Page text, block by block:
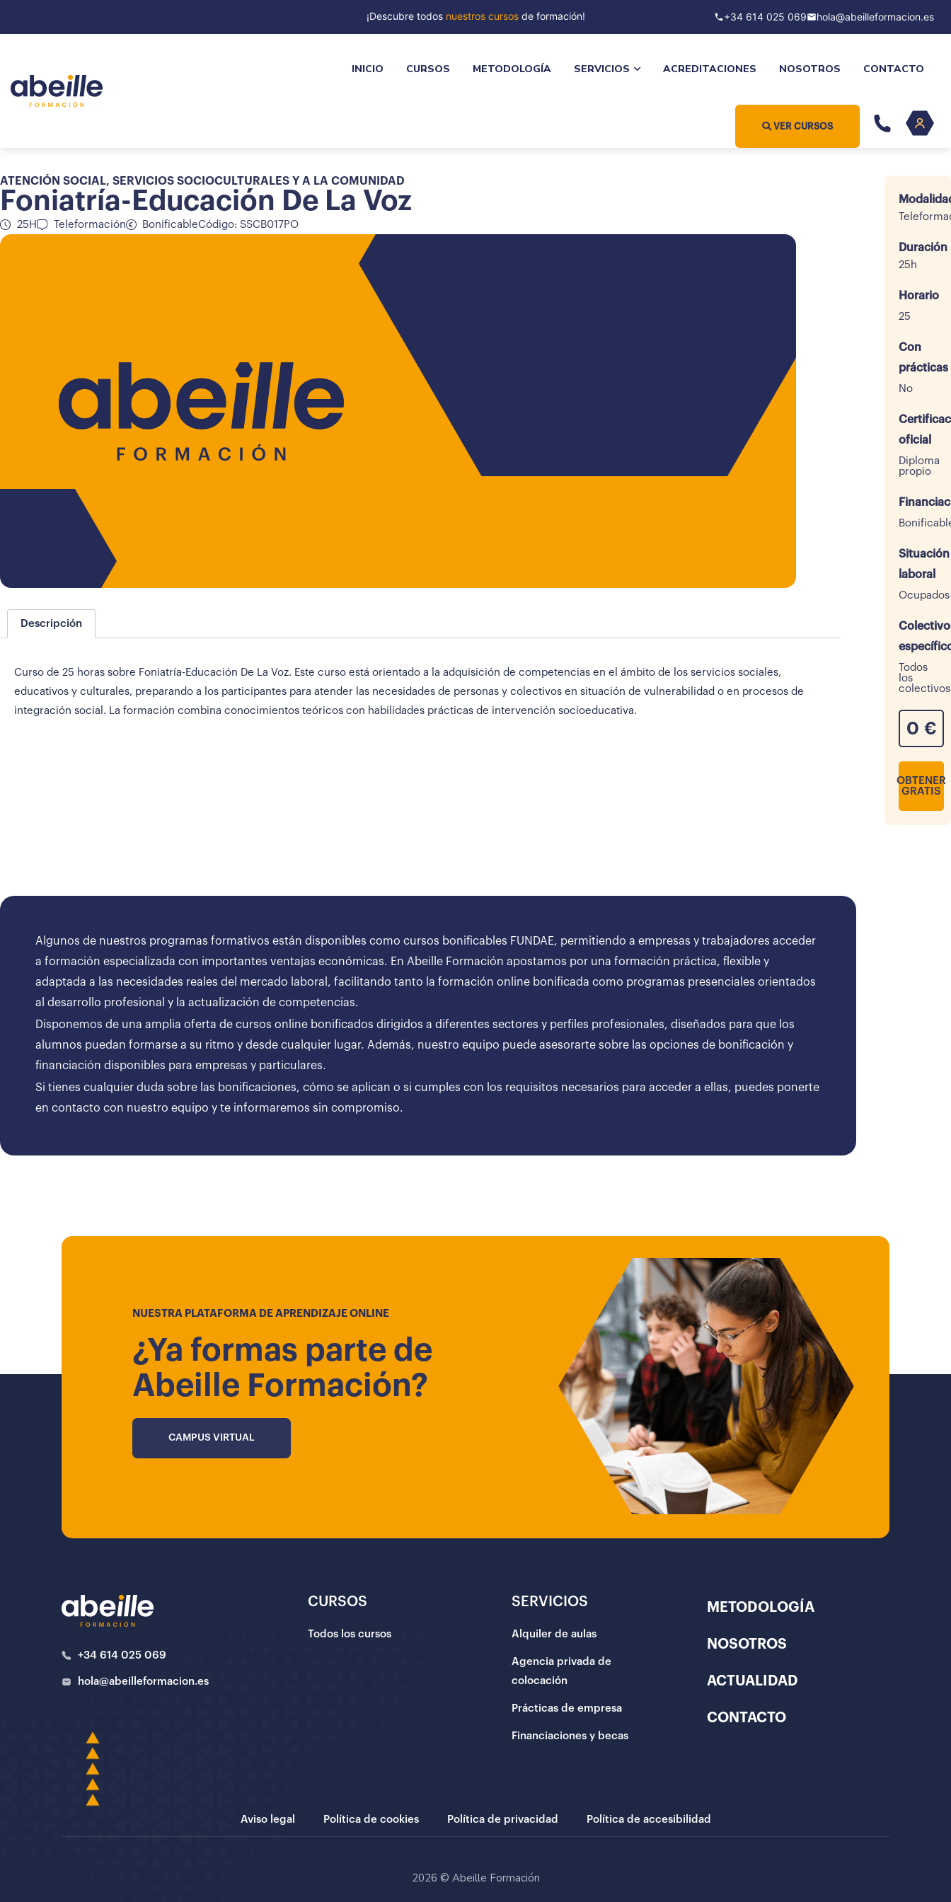
¡Descubre todos nuestros cursosde formación! +34 614 025 069 hola@abeilleformacion.es
INICIO CURSOS METODOLOGÍA SERVICIOS ACREDITACIONES NOSOTROS CONTACTO
VER CURSOS
ATENCIÓN SOCIAL, SERVICIOS SOCIOCULTURALES Y A LA COMUNIDAD
Foniatría-Educación De La Voz
25H Teleformación BonificableCódigo: SSCB017PO
Descripción
Curso de 25 horas sobre Foniatría-Educación De La Voz. Este curso está orientado a la adquisición de competencias en el ámbito de los servicios sociales,
educativos y culturales, preparando a los participantes para atender las necesidades de personas y colectivos en situación de vulnerabilidad o en procesos de
integración social. La formación combina conocimientos teóricos con habilidades prácticas de intervención socioeducativa.
Duración
25h
Horario
25
Con
prácticas
No
oficial
Diploma
propio
Situación
laboral
Ocupados
Todos
los
colectivos
0 €
OBTENER
GRATIS
Algunos de nuestros programas formativos están disponibles como cursos bonificables FUNDAE, permitiendo a empresas y trabajadores acceder
a formación especializada con importantes ventajas económicas. En Abeille Formación apostamos por una formación práctica, flexible y
adaptada a las necesidades reales del mercado laboral, facilitando tanto la formación online bonificada como programas presenciales orientados
al desarrollo profesional y la actualización de competencias.
Disponemos de una amplia oferta de cursos online bonificados dirigidos a diferentes sectores y perfiles profesionales, diseñados para que los
alumnos puedan formarse a su ritmo y desde cualquier lugar. Además, nuestro equipo puede asesorarte sobre las opciones de bonificación y
financiación disponibles para empresas y particulares.
Si tienes cualquier duda sobre las bonificaciones, cómo se aplican o si cumples con los requisitos necesarios para acceder a ellas, puedes ponerte
en contacto con nuestro equipo y te informaremos sin compromiso.
NUESTRA PLATAFORMA DE APRENDIZAJE ONLINE
¿Ya formas parte de
Abeille Formación?
CAMPUS VIRTUAL
+34 614 025 069
hola@abeilleformacion.es
CURSOS
Todos los cursos
SERVICIOS
Alquiler de aulas
Agencia privada de
colocación
Prácticas de empresa
Financiaciones y becas
METODOLOGÍA
NOSOTROS
ACTUALIDAD
CONTACTO
Aviso legal Política de cookies Política de privacidad Política de accesibilidad
2026 © Abeille Formación